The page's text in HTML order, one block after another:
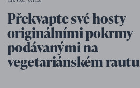
Překvapte své hosty
originálními pokrmy
podávanými na
vegetariánském rautu